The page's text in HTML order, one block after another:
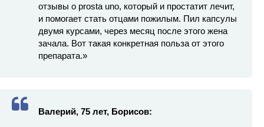
отзывы о prosta uno, который и простатит лечит,
и помогает стать отцами пожилым. Пил капсулы
двумя курсами, через месяц после этого жена
зачала. Вот такая конкретная польза от этого
препарата.»
Валерий, 75 лет, Борисов: